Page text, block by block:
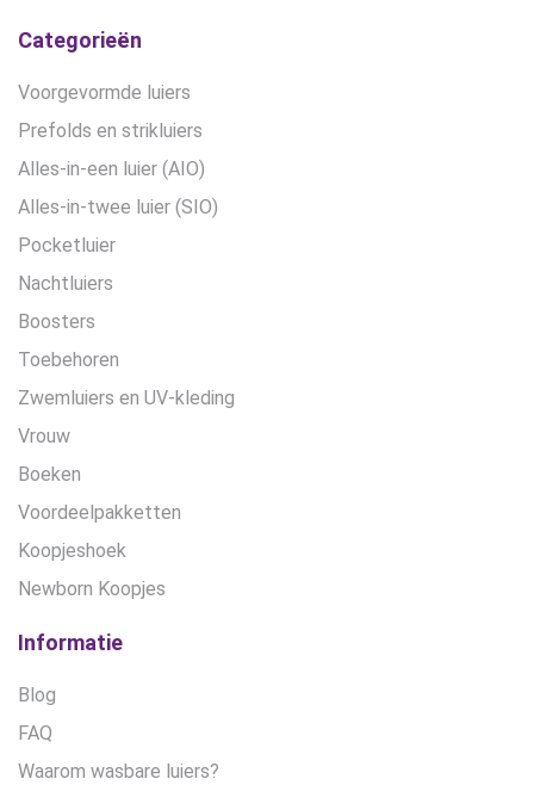
Categorieën
Voorgevormde luiers
Prefolds en strikluiers
Alles-in-een luier (AIO)
Alles-in-twee luier (SIO)
Pocketluier
Nachtluiers
Boosters
Toebehoren
Zwemluiers en UV-kleding
Vrouw
Boeken
Voordeelpakketten
Koopjeshoek
Newborn Koopjes
Informatie
Blog
FAQ
Waarom wasbare luiers?